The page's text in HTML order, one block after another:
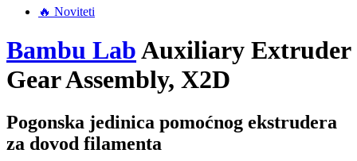
🔥 Noviteti
Bambu LabAuxiliary Extruder
Gear Assembly, X2D
Pogonska jedinica pomoćnog ekstrudera
za dovod filamenta